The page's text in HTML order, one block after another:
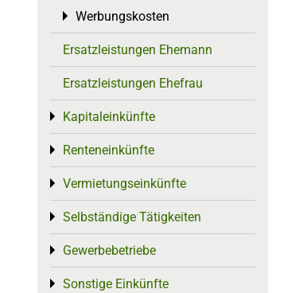
Werbungskosten
Toggle menu
Ersatzleistungen Ehemann
Ersatzleistungen Ehefrau
Kapitaleinkünfte
Toggle menu
Renteneinkünfte
Toggle menu
Vermietungseinkünfte
Toggle menu
Selbständige Tätigkeiten
Toggle menu
Gewerbebetriebe
Toggle menu
Sonstige Einkünfte
Toggle menu